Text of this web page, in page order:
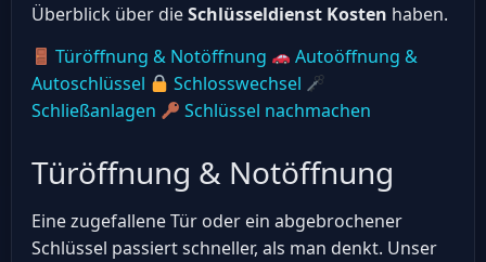
Überblick über dieSchlüsseldienst Kosten haben.
Türöffnung & Notöffnung
Autoöffnung &
Autoschlüssel
Schlosswechsel
Schließanlagen
Schlüssel nachmachen
Türöffnung & Notöffnung
Eine zugefallene Tür oder ein abgebrochener
Schlüssel passiert schneller, als man denkt. Unser